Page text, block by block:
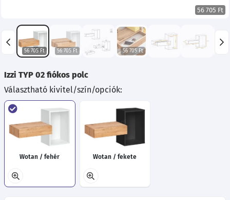
56 705 Ft
56 705 Ft 56 705 Ft 56 705 Ft
Izzi TYP 02 fiókos polc
Választható kivitel/szín/opciók:
Wotan / fehér Wotan / fekete